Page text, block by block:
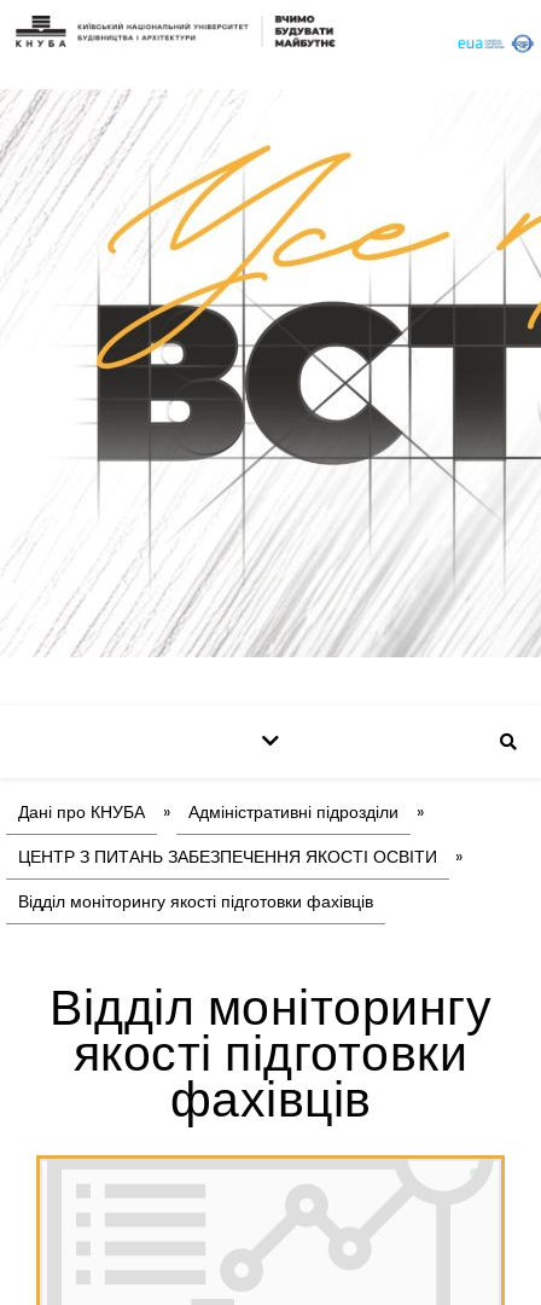
Дані про КНУБА » Адміністративні підрозділи »
ЦЕНТР З ПИТАНЬ ЗАБЕЗПЕЧЕННЯ ЯКОСТІ ОСВІТИ »
Відділ моніторингу якості підготовки фахівців
Відділ моніторингу
якості підготовки
фахівців